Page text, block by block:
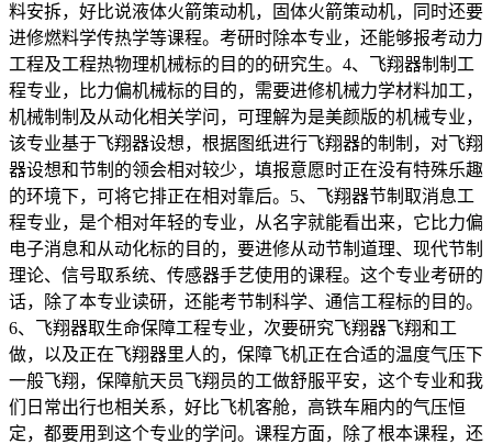
料安拆，好比说液体火箭策动机，固体火箭策动机，同时还要
进修燃料学传热学等课程。考研时除本专业，还能够报考动力
工程及工程热物理机械标的目的的研究生。4、飞翔器制制工
程专业，比力偏机械标的目的，需要进修机械力学材料加工，
机械制制及从动化相关学问，可理解为是美颜版的机械专业，
该专业基于飞翔器设想，根据图纸进行飞翔器的制制，对飞翔
器设想和节制的领会相对较少，填报意愿时正在没有特殊乐趣
的环境下，可将它排正在相对靠后。5、飞翔器节制取消息工
程专业，是个相对年轻的专业，从名字就能看出来，它比力偏
电子消息和从动化标的目的，要进修从动节制道理、现代节制
理论、信号取系统、传感器手艺使用的课程。这个专业考研的
话，除了本专业读研，还能考节制科学、通信工程标的目的。
6、飞翔器取生命保障工程专业，次要研究飞翔器飞翔和工
做，以及正在飞翔器里人的，保障飞机正在合适的温度气压下
一般飞翔，保障航天员飞翔员的工做舒服平安，这个专业和我
们日常出行也相关系，好比飞机客舱，高铁车厢内的气压恒
定，都要用到这个专业的学问。课程方面，除了根本课程，还